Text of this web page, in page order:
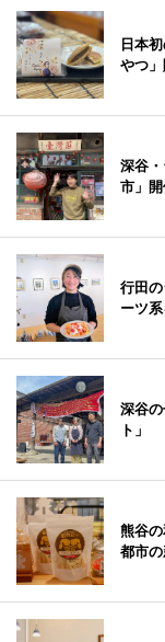
日本
やつ
深谷
市」
行田
ーツ
深谷
ト」
熊谷
都市